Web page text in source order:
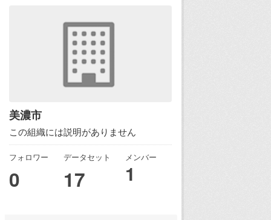
美濃市
この組織には説明がありません
フォロワー
0
データセット
17
メンバー
1